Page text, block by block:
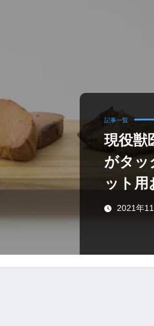
記事一覧
現役獣
がタッ
ット用
2021年